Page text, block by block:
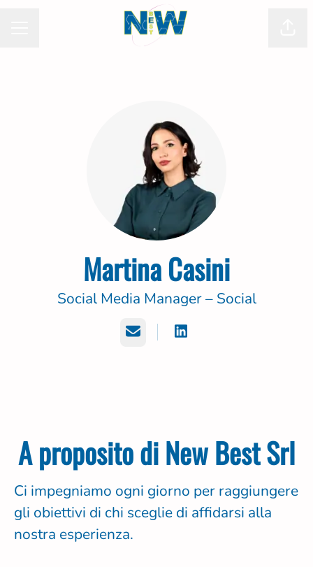
Martina Casini
Social Media Manager – Social
E-mail
A proposito di New Best Srl
Ci impegniamo ogni giorno per raggiungere
gli obiettivi di chi sceglie di affidarsi alla
nostra esperienza.